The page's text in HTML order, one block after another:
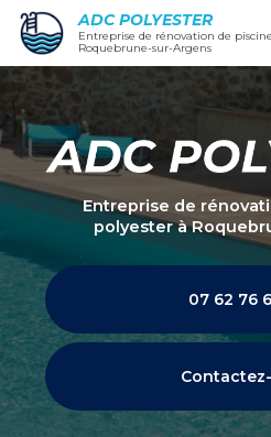
Aller
contenu
principal
ADC POLYESTER
Entreprise de rénovation de piscine en polyester à
Roquebrune-sur-Argens
Entreprise de
polyesterà
07 62 76